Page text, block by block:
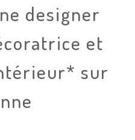
designer
et
sur